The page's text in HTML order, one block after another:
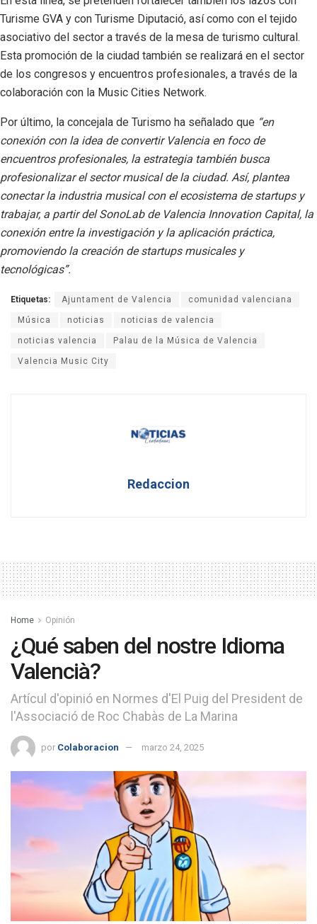
Turisme GVA y con Turisme Diputació, así como con el tejido
asociativo del sector a través de la mesa de turismo cultural.
Esta promoción de la ciudad también se realizará en el sector
de los congresos y encuentros profesionales, a través de la
colaboración con la Music Cities Network.
Por último, la concejala de Turismo ha señalado que “en
conexión con la idea de convertir Valencia en foco de
encuentros profesionales, la estrategia también busca
profesionalizar el sector musical de la ciudad. Así, plantea
conectar la industria musical con el ecosistema de startups y
trabajar, a partir del SonoLab de Valencia Innovation Capital, la
conexión entre la investigación y la aplicación práctica,
promoviendo la creación de startups musicales y
tecnológicas”.
Etiquetas: Ajuntament de Valencia comunidad valenciana
Música noticias noticias de valencia
noticias valencia Palau de la Música de Valencia
Valencia Music City
Redaccion
Home Opinión
¿Qué saben del nostre Idioma
Valencià?
Artícul d'opinió en Normes d'El Puig del President de
l'Associació de Roc Chabàs de La Marina
por Colaboracion marzo 24, 2025